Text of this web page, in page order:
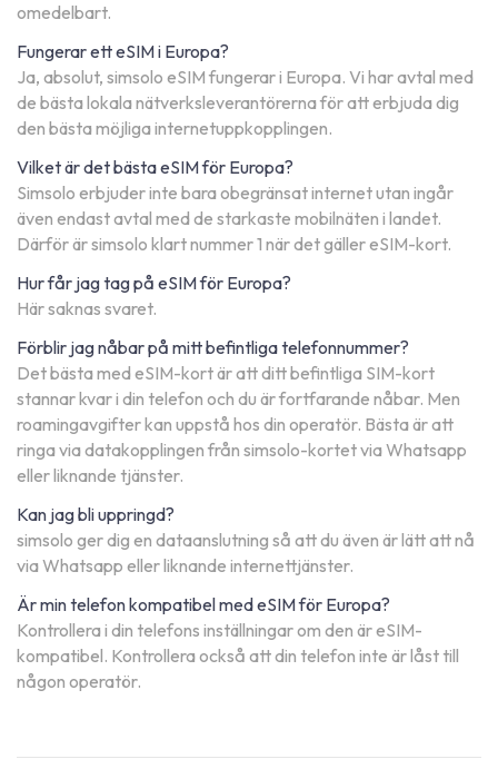
omedelbart.
Fungerar ett eSIM i Europa?
Ja, absolut, simsolo eSIM fungerar i Europa. Vi har avtal med
de bästa lokala nätverksleverantörerna för att erbjuda dig
den bästa möjliga internetuppkopplingen.
Vilket är det bästa eSIM för Europa?
Simsolo erbjuder inte bara obegränsat internet utan ingår
även endast avtal med de starkaste mobilnäten i landet.
Därför är simsolo klart nummer 1 när det gäller eSIM-kort.
Hur får jag tag på eSIM för Europa?
Här saknas svaret.
Förblir jag nåbar på mitt befintliga telefonnummer?
Det bästa med eSIM-kort är att ditt befintliga SIM-kort
stannar kvar i din telefon och du är fortfarande nåbar. Men
roamingavgifter kan uppstå hos din operatör. Bästa är att
ringa via datakopplingen från simsolo-kortet via Whatsapp
eller liknande tjänster.
Kan jag bli uppringd?
simsolo ger dig en dataanslutning så att du även är lätt att nå
via Whatsapp eller liknande internettjänster.
Är min telefon kompatibel med eSIM för Europa?
Kontrollera i din telefons inställningar om den är eSIM-
kompatibel. Kontrollera också att din telefon inte är låst till
någon operatör.